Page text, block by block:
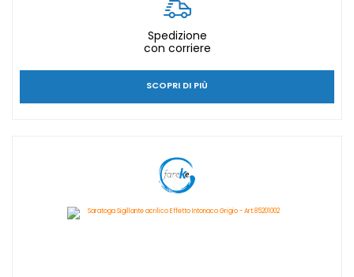
Spedizione
con corriere
SCOPRI DI PIÙ